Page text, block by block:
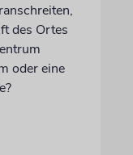
des Ortes
oder eine